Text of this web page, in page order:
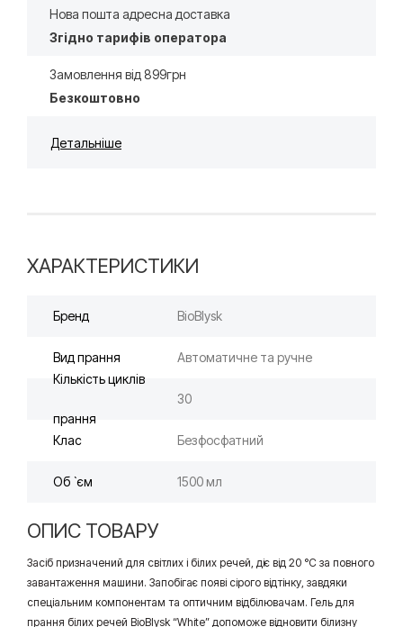
Нова пошта адресна доставка
Згідно тарифів оператора
Замовлення від 899грн
Безкоштовно
Детальніше
ХАРАКТЕРИСТИКИ
Бренд BioBlysk
Вид прання
Автоматичне та ручне
Кількість циклів
прання
30
Клас Безфосфатний
Об `єм 1500 мл
ОПИС ТОВАРУ
Засіб призначений для світлих і білих речей, діє від 20 °C за повного
завантаження машини. Запобігає появі сірого відтінку, завдяки
спеціальним компонентам та оптичним відбілювачам. Гель для
прання білих речей BioBlysk “White” допоможе відновити білизну